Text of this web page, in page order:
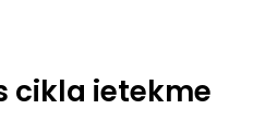
cikla ietekme